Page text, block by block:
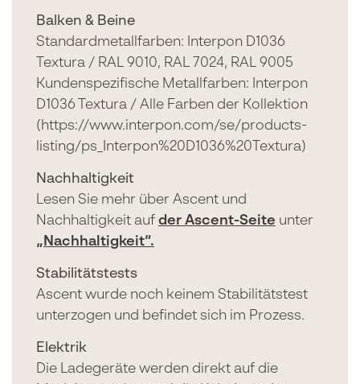
Balken & Beine
Standardmetallfarben: Interpon D1036
Textura / RAL 9010, RAL 7024, RAL 9005
Kundenspezifische Metallfarben: Interpon
D1036 Textura / Alle Farben der Kollektion
(https://www.interpon.com/se/products-
listing/ps_Interpon%20D1036%20Textura)
Nachhaltigkeit
Lesen Sie mehr über Ascent und
Nachhaltigkeit auf der Ascent-Seite unter
„Nachhaltigkeit“.
Stabilitätstests
Ascent wurde noch keinem Stabilitätstest
unterzogen und befindet sich im Prozess.
Elektrik
Die Ladegeräte werden direkt auf die